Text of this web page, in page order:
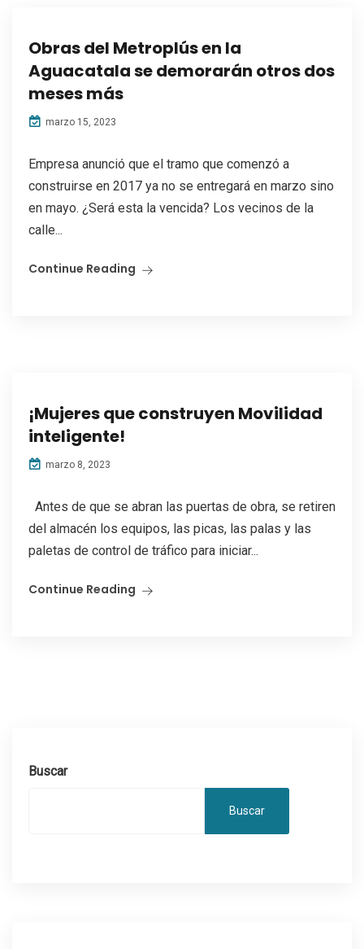
Obras del Metroplús en la
Aguacatala se demorarán otros dos
meses más
marzo 15, 2023
Empresa anunció que el tramo que comenzó a
construirse en 2017 ya no se entregará en marzo sino
en mayo. ¿Será esta la vencida? Los vecinos de la
calle...
Continue Reading
¡Mujeres que construyen Movilidad
inteligente!
marzo 8, 2023
Antes de que se abran las puertas de obra, se retiren
del almacén los equipos, las picas, las palas y las
paletas de control de tráfico para iniciar...
Continue Reading
Buscar
Buscar